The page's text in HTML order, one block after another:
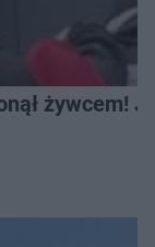
żywcem!